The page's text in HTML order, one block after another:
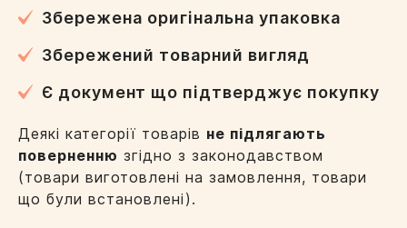
Збережена оригінальна упаковка
Збережений товарний вигляд
Є документ що підтверджує покупку
Деякі категорії товарів не підлягають
поверненню згідно з законодавством
(товари виготовлені на замовлення, товари
що були встановлені).